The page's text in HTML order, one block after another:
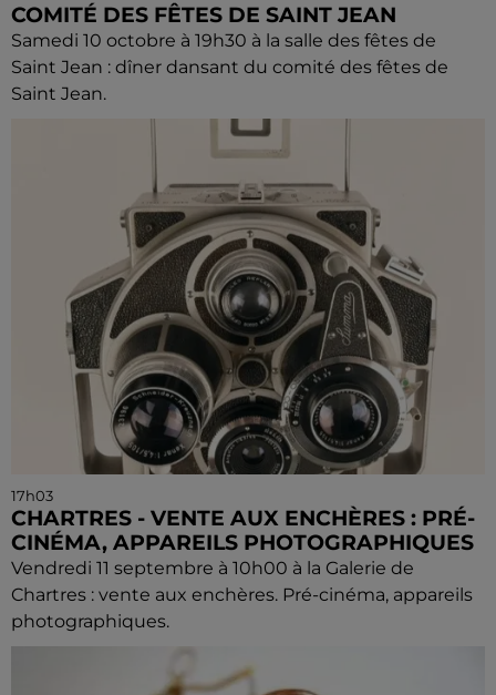
COMITÉ DES FÊTES DE SAINT JEAN
Samedi 10 octobre à 19h30 à la salle des fêtes de
Saint Jean : dîner dansant du comité des fêtes de
Saint Jean.
17h03
CHARTRES - VENTE AUX ENCHÈRES : PRÉ-
CINÉMA, APPAREILS PHOTOGRAPHIQUES
Vendredi 11 septembre à 10h00 à la Galerie de
Chartres : vente aux enchères. Pré-cinéma, appareils
photographiques.